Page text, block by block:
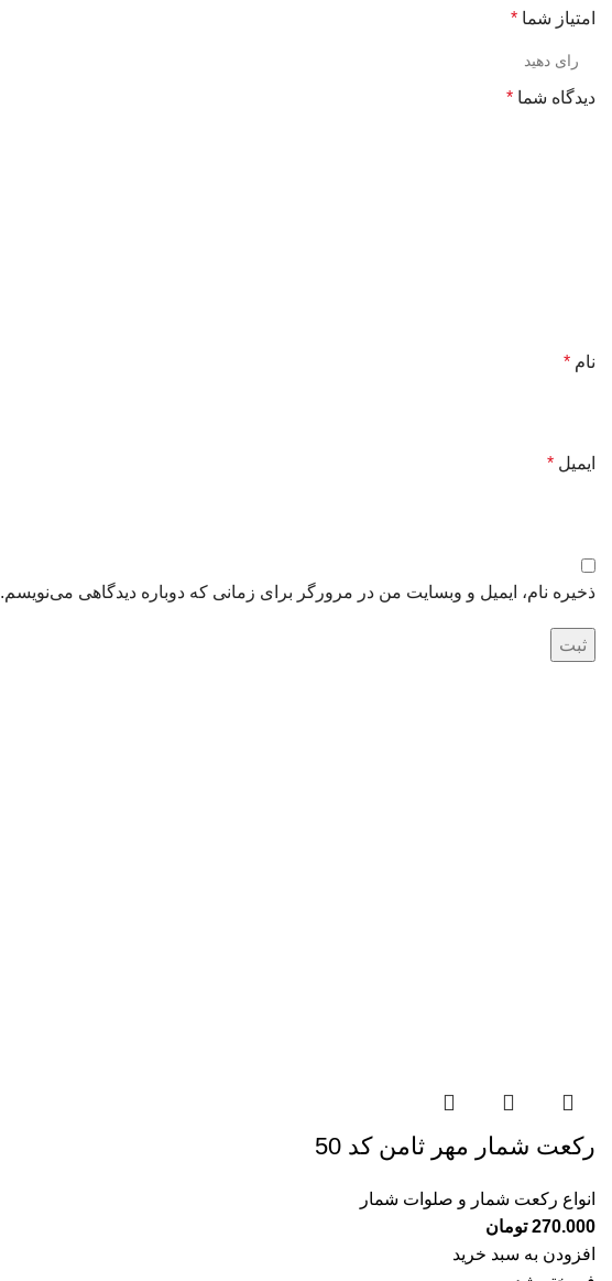
امتیاز شما *
دیدگاه شما *
نام *
ایمیل *
ذخیره نام، ایمیل و وبسایت من در مرورگر برای زمانی که دوباره دیدگاهی می‌نویسم.
رکعت شمار مهر ثامن کد 50
انواع رکعت شمار و صلوات شمار
270.000 تومان
افزودن به سبد خرید